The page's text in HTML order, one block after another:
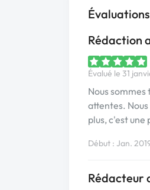
Rédaction
Évalué le 31
Nous
attentes.
plus, c'est
Début : Jan.
Rédacteur